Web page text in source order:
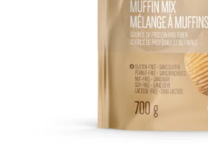
AJOUTER AU PANIER